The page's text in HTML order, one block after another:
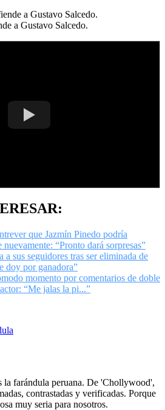
a Gustavo Salcedo.
que Jazmín Pinedo podría
“Pronto dará sorpresas”
a sus seguidores tras ser eliminada de
doy por ganadora”
momento por comentarios de doble
“Me jalas la pi...”
la farándula peruana. De 'Chollywood',
contrastadas y verificadas. Porque
muy seria para nosotros.